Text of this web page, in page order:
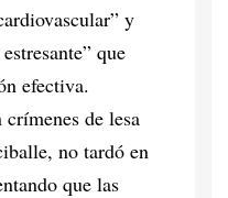
y
que
efectiva.
de lesa
no tardó en
que las